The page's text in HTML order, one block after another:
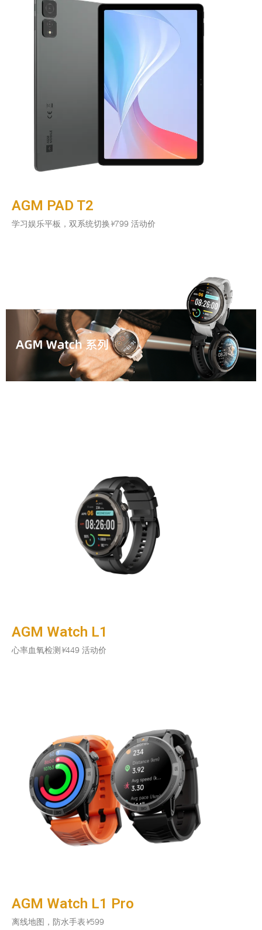
AGM PAD T2
学习娱乐平板，双系统切换¥799 活动价
AGM Watch L1
心率血氧检测 ¥449 活动价
AGM Watch L1 Pro
离线地图，防水手表¥599